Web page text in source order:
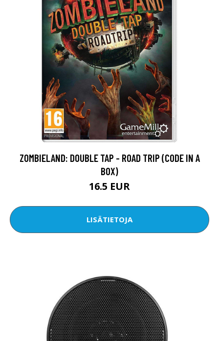
ZOMBIELAND: DOUBLE TAP - ROAD TRIP (CODE IN A
BOX)
16.5 EUR
LISÄTIETOJA